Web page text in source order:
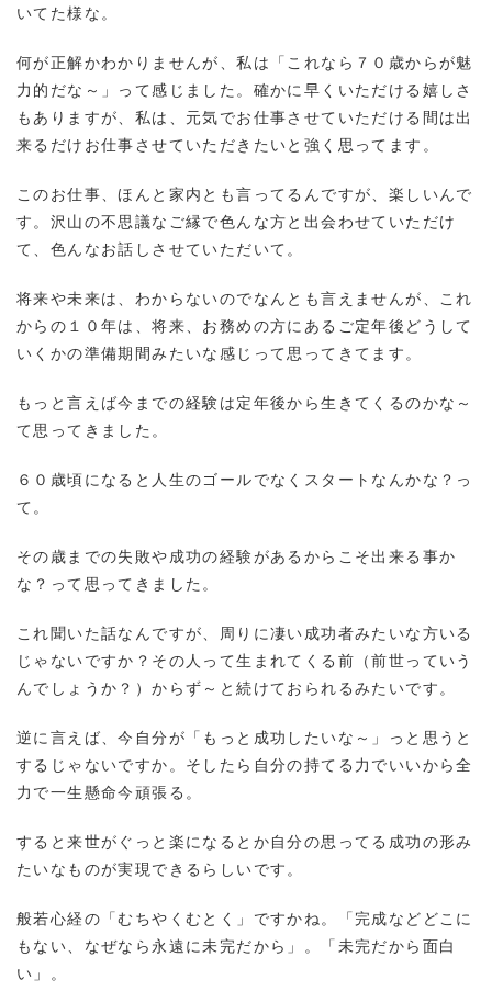
いてた様な。
何が正解かわかりませんが、私は「これなら７０歳からが魅
力的だな～」って感じました。確かに早くいただける嬉しさ
もありますが、私は、元気でお仕事させていただける間は出
来るだけお仕事させていただきたいと強く思ってます。
このお仕事、ほんと家内とも言ってるんですが、楽しいんで
す。沢山の不思議なご縁で色んな方と出会わせていただけ
て、色んなお話しさせていただいて。
将来や未来は、わからないのでなんとも言えませんが、これ
からの１０年は、将来、お務めの方にあるご定年後どうして
いくかの準備期間みたいな感じって思ってきてます。
もっと言えば今までの経験は定年後から生きてくるのかな～
て思ってきました。
６０歳頃になると人生のゴールでなくスタートなんかな？っ
て。
その歳までの失敗や成功の経験があるからこそ出来る事か
な？って思ってきました。
これ聞いた話なんですが、周りに凄い成功者みたいな方いる
じゃないですか？その人って生まれてくる前（前世っていう
んでしょうか？）からず～と続けておられるみたいです。
逆に言えば、今自分が「もっと成功したいな～」っと思うと
するじゃないですか。そしたら自分の持てる力でいいから全
力で一生懸命今頑張る。
すると来世がぐっと楽になるとか自分の思ってる成功の形み
たいなものが実現できるらしいです。
般若心経の「むちやくむとく」ですかね。「完成などどこに
もない、なぜなら永遠に未完だから」。「未完だから面白
い」。